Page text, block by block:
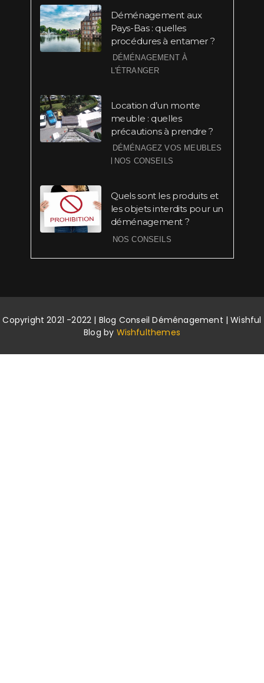
Déménagement aux
Pays-Bas : quelles
procédures à entamer ?
DÉMÉNAGEMENT À
L'ÉTRANGER
Location d’un monte
meuble : quelles
précautions à prendre ?
DÉMÉNAGEZ VOS MEUBLES
| NOS CONSEILS
Quels sont les produits et
les objets interdits pour un
déménagement ?
NOS CONSEILS
Copyright 2021 -2022 | Blog Conseil Déménagement | Wishful
Blog by Wishfulthemes